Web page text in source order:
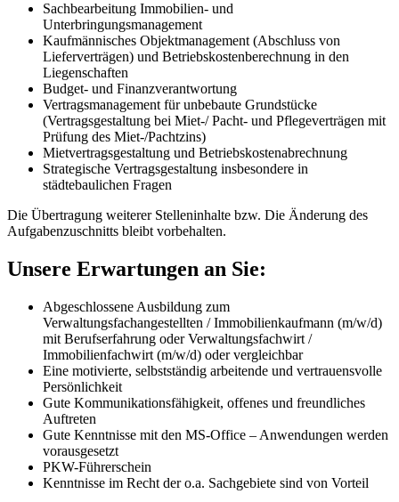
Sachbearbeitung Immobilien- und
Unterbringungsmanagement
Kaufmännisches Objektmanagement (Abschluss von
Lieferverträgen) und Betriebskostenberechnung in den
Liegenschaften
Budget- und Finanzverantwortung
Vertragsmanagement für unbebaute Grundstücke
(Vertragsgestaltung bei Miet-/ Pacht- und Pflegeverträgen mit
Prüfung des Miet-/Pachtzins)
Mietvertragsgestaltung und Betriebskostenabrechnung
Strategische Vertragsgestaltung insbesondere in
städtebaulichen Fragen
Die Übertragung weiterer Stelleninhalte bzw. Die Änderung des
Aufgabenzuschnitts bleibt vorbehalten.
Unsere Erwartungen an Sie:
Abgeschlossene Ausbildung zum
Verwaltungsfachangestellten / Immobilienkaufmann (m/w/d)
mit Berufserfahrung oder Verwaltungsfachwirt /
Immobilienfachwirt (m/w/d) oder vergleichbar
Eine motivierte, selbstständig arbeitende und vertrauensvolle
Persönlichkeit
Gute Kommunikationsfähigkeit, offenes und freundliches
Auftreten
Gute Kenntnisse mit den MS-Office – Anwendungen werden
vorausgesetzt
PKW-Führerschein
Kenntnisse im Recht der o.a. Sachgebiete sind von Vorteil